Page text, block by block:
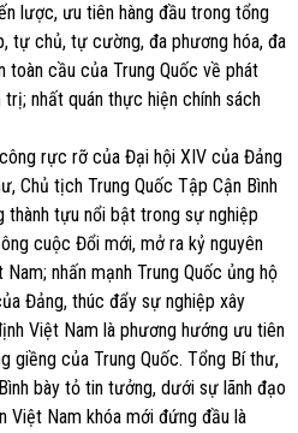
lược, ưu tiên hàng đầu trong tổng
tự chủ, tự cường, đa phương hóa, đa
toàn cầu của Trung Quốc về phát
trị; nhất quán thực hiện chính sách
rực rỡ của Đại hội XIV của Đảng
Chủ tịch Trung Quốc Tập Cận Bình
thành tựu nổi bật trong sự nghiệp
cuộc Đổi mới, mở ra kỷ nguyên
nhấn mạnh Trung Quốc ủng hộ
Đảng, thúc đẩy sự nghiệp xây
Việt Nam là phương hướng ưu tiên
giềng của Trung Quốc. Tổng Bí thư,
bày tỏ tin tưởng, dưới sự lãnh đạo
Việt Nam khóa mới đứng đầu là